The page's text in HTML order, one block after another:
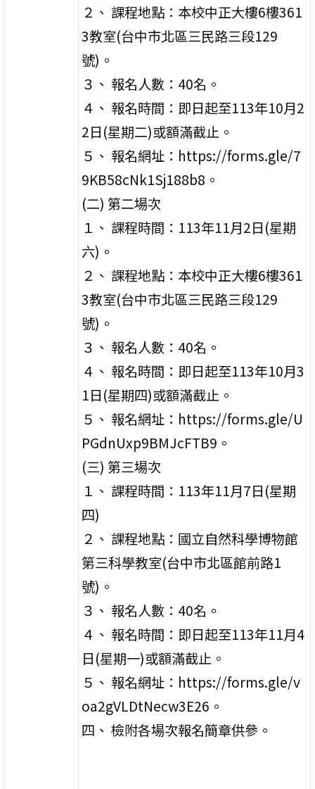
２、 課程地點：本校中正大樓6樓361
3教室(台中市北區三民路三段129
號)。
３、 報名人數：40名。
４、 報名時間：即日起至113年10月2
2日(星期二)或額滿截止。
５、 報名網址：https://forms.gle/7
9KB58cNk1Sj188b8。
(二) 第二場次
１、 課程時間：113年11月2日(星期
六)。
２、 課程地點：本校中正大樓6樓361
3教室(台中市北區三民路三段129
號)。
３、 報名人數：40名。
４、 報名時間：即日起至113年10月3
1日(星期四)或額滿截止。
５、 報名網址：https://forms.gle/U
PGdnUxp9BMJcFTB9。
(三) 第三場次
１、 課程時間：113年11月7日(星期
四)
２、 課程地點：國立自然科學博物館
第三科學教室(台中市北區館前路1
號)。
３、 報名人數：40名。
４、 報名時間：即日起至113年11月4
日(星期一)或額滿截止。
５、 報名網址：https://forms.gle/v
oa2gVLDtNecw3E26。
四、 檢附各場次報名簡章供參。